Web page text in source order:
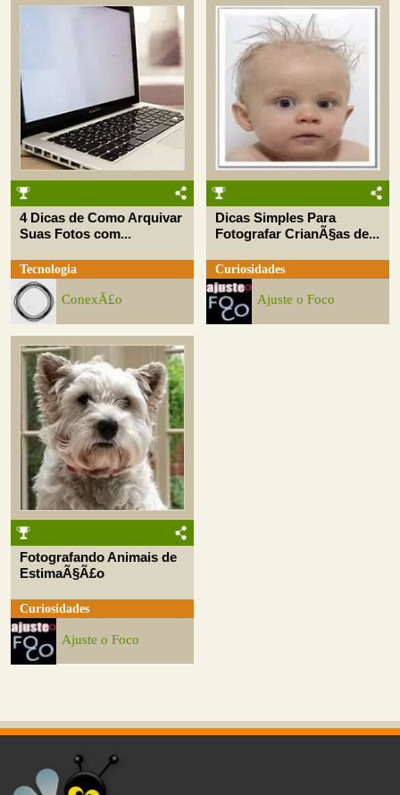
4 Dicas de Como Arquivar
Suas Fotos com...
Tecnologia
ConexÃ£o
Dicas Simples Para
Fotografar CrianÃ§as de...
Curiosidades
Ajuste o Foco
Fotografando Animais de
EstimaÃ§Ã£o
Curiosidades
Ajuste o Foco